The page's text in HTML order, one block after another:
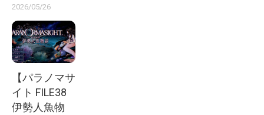
2026/05/26
【パラノマサ
イト FILE38
伊勢人魚物